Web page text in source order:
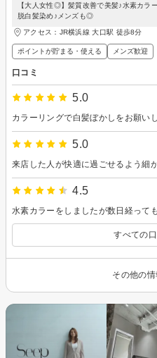
【大人女性◎】髪質改善で美髪♪水素カラ
脱白髪染め♪メンズも◎
アクセス：JR横浜線 大口駅 徒歩8分
ポイントが貯まる・使える メンズ歓迎
口コミ
5.0
5.0
4.5
すべての
その他の